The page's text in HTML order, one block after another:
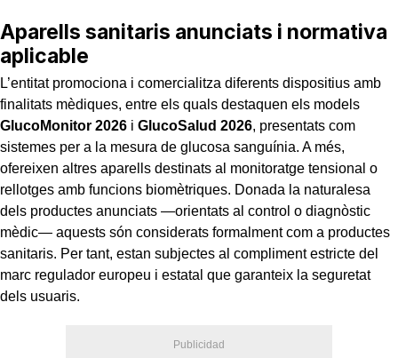
Aparells sanitaris anunciats i normativa
aplicable
L’entitat promociona i comercialitza diferents dispositius amb
finalitats mèdiques, entre els quals destaquen els models
GlucoMonitor 2026 i GlucoSalud 2026, presentats com
sistemes per a la mesura de glucosa sanguínia. A més,
ofereixen altres aparells destinats al monitoratge tensional o
rellotges amb funcions biomètriques. Donada la naturalesa
dels productes anunciats —orientats al control o diagnòstic
mèdic— aquests són considerats formalment com a productes
sanitaris. Per tant, estan subjectes al compliment estricte del
marc regulador europeu i estatal que garanteix la seguretat
dels usuaris.